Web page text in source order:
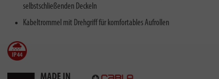
selbstschließenden Deckeln
Kabeltrommel mit Drehgriff für komfortables Aufrollen